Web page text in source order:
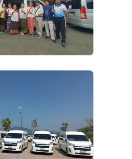
VIEW IMAGES
VIEW IMAGES